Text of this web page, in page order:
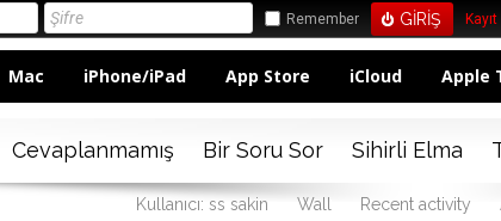
Remember Kayıt
Mac iPhone/iPad App Store iCloud Apple
Cevaplanmamış Bir Soru Sor Sihirli Elma
Kullanıcı: ss sakin Wall Recent activity